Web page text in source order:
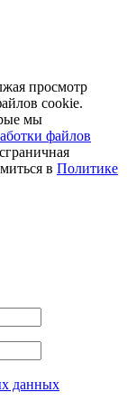
просмотр
cookie.
мы
файлов
в Политике
данных